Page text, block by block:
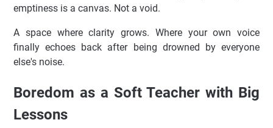
emptiness is a canvas. Not a void.
A space where clarity grows. Where your own voice
finally echoes back after being drowned by everyone
else's noise.
Boredom as a Soft Teacher with Big
Lessons